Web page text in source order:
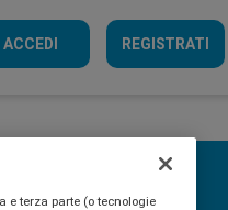
ACCEDI REGISTRATI
terza parte (o tecnologie